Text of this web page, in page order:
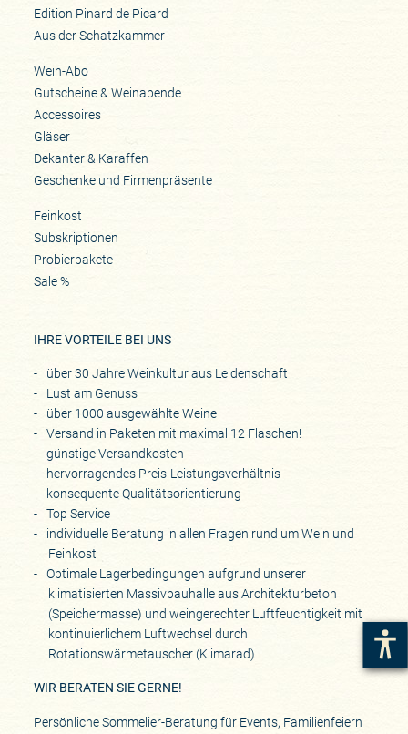
Edition Pinard de Picard
Aus der Schatzkammer
Wein-Abo
Gutscheine & Weinabende
Accessoires
Gläser
Dekanter & Karaffen
Geschenke und Firmenpräsente
Feinkost
Subskriptionen
Probierpakete
Sale %
IHRE VORTEILE BEI UNS
über 30 Jahre Weinkultur aus Leidenschaft
Lust am Genuss
über 1000 ausgewählte Weine
Versand in Paketen mit maximal 12 Flaschen!
günstige Versandkosten
hervorragendes Preis-Leistungsverhältnis
konsequente Qualitätsorientierung
Top Service
individuelle Beratung in allen Fragen rund um Wein und
Feinkost
Optimale Lagerbedingungen aufgrund unserer
klimatisierten Massivbauhalle aus Architekturbeton
(Speichermasse) und weingerechter Luftfeuchtigkeit mit
kontinuierlichem Luftwechsel durch
Rotationswärmetauscher (Klimarad)
WIR BERATEN SIE GERNE!
Persönliche Sommelier-Beratung für Events, Familienfeiern